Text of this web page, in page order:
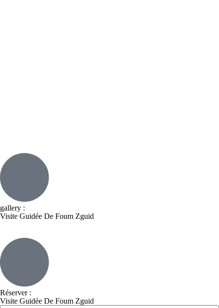
gallery :
Visite Guidée De Foum Zguid
Réserver :
Visite Guidée De Foum Zguid